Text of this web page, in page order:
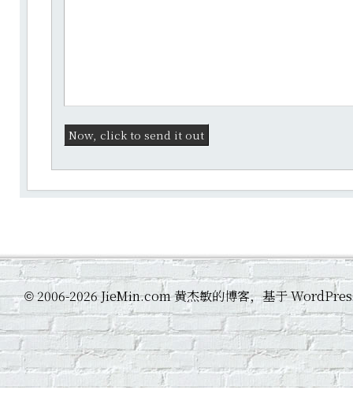
©2006-2026 JieMin.com 黄杰敏的博客，基于